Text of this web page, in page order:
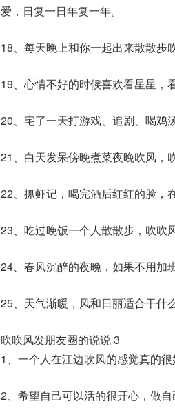
爱，日复一日年复一年。
18、每天晚上和你一起出来散散步
19、心情不好的时候喜欢看星星，
20、宅了一天打游戏、追剧、喝鸡
21、白天发呆傍晚煮菜夜晚吹风，
22、抓虾记，喝完酒后红红的脸，
23、吃过晚饭一个人散散步，吹吹
24、春风沉醉的夜晚，如果不用加
25、天气渐暖，风和日丽适合干
吹吹风发朋友圈的说说 3
1、一个人在江边吹风的感觉真的很
2、希望自己可以活的很开心，做